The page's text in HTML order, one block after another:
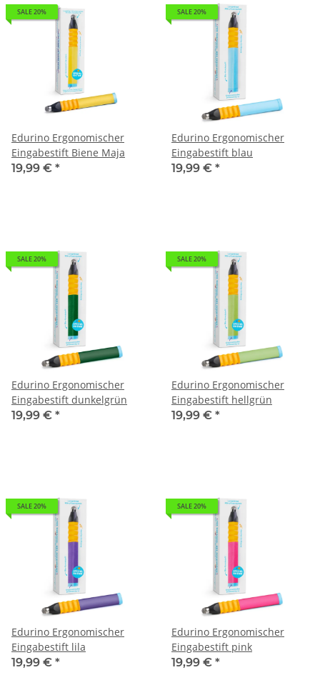
SALE 20%
Edurino Ergonomischer
Eingabestift Biene Maja
19,99 € *
SALE 20%
Edurino Ergonomischer
Eingabestift blau
19,99 € *
SALE 20%
Edurino Ergonomischer
Eingabestift dunkelgrün
19,99 € *
SALE 20%
Edurino Ergonomischer
Eingabestift hellgrün
19,99 € *
SALE 20%
Edurino Ergonomischer
Eingabestift lila
19,99 € *
SALE 20%
Edurino Ergonomischer
Eingabestift pink
19,99 € *